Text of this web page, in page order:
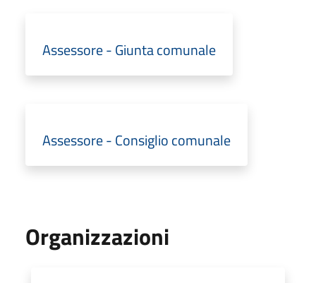
Assessore - Giunta comunale
Assessore - Consiglio comunale
Organizzazioni